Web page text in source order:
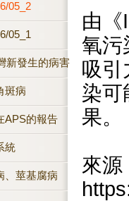
05_2
05_1
新發生的病害
斑病
APS的報告
統
、莖基腐病
由《
氧污
吸引
染可
果。
來源